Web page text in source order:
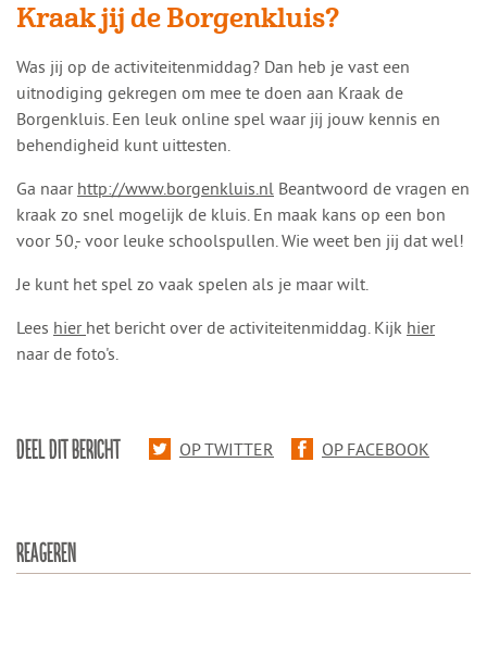
Kraak jij de Borgenkluis?
​​Was jij op de activiteitenmiddag? Dan heb je vast een
uitnodiging gekregen om mee te doen aan Kraak de
Borgenkluis. Een leuk online spel waar jij jouw kennis en
behendigheid kunt uittesten.
Ga naar http://www.borgenkluis.nl Beantwoord de vragen en
kraak zo snel mogelijk de kluis. En maak kans op een bon
voor 50,- voor leuke schoolspullen. Wie weet ben jij dat wel!
Je kunt het spel zo vaak spelen als je maar wilt.
Lees hier het bericht over de activiteitenmiddag. Kijk hier
naar de foto's.
DEEL DIT BERICHT OP TWITTER OP FACEBOOK
REAGEREN